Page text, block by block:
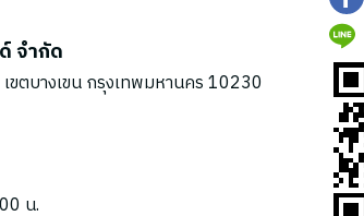
จำกัด
ขตบางเขน กรุงเทพมหานคร 10230
น.